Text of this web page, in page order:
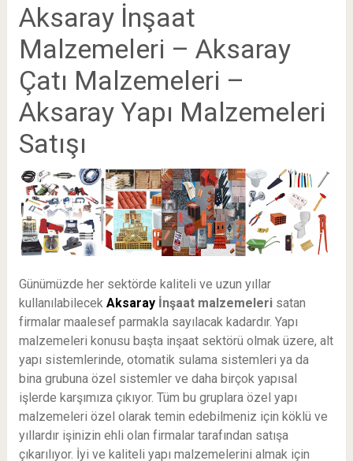
Aksaray İnşaat
Malzemeleri – Aksaray
Çatı Malzemeleri –
Aksaray Yapı Malzemeleri
Satışı
Günümüzde her sektörde kaliteli ve uzun yıllar
kullanılabilecek Aksaray İnşaat malzemeleri satan
firmalar maalesef parmakla sayılacak kadardır. Yapı
malzemeleri konusu başta inşaat sektörü olmak üzere, alt
yapı sistemlerinde, otomatik sulama sistemleri ya da
bina grubuna özel sistemler ve daha birçok yapısal
işlerde karşımıza çıkıyor. Tüm bu gruplara özel yapı
malzemeleri özel olarak temin edebilmeniz için köklü ve
yıllardır işinizin ehli olan firmalar tarafından satışa
çıkarılıyor. İyi ve kaliteli yapı malzemelerini almak için